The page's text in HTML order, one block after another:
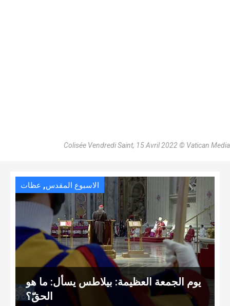
Colisée Vendredi Saint, 15 Avril 2022 © Vatican Media
الاسبوع المقدس, عظات
يوم الجمعة العظيمة: بيلاطس يسأل: ما هو
الحقّ؟